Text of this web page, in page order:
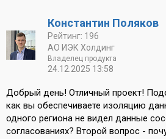
Константин Поляков
Рейтинг: 196
АО ИЭК Холдинг
Владелец продукта
24.12.2025 13:58
Добрый день! Отличный проект!
как вы обеспечиваете изоляцию
одного региона не видел данные
согласованиях? Второй вопрос -